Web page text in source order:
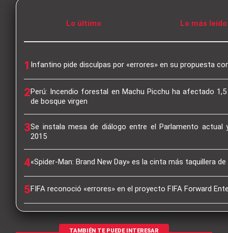
Lo último Lo más leído
1 Infantino pide disculpas por «errores» en su propuesta
2Perú: Incendio forestal en Machu Picchu ha afectado
de bosque virgen
3Se instala mesa de diálogo entre el Parlamento actual
2015
4«Spider-Man: Brand New Day» es la cinta más taquillera de
5FIFA reconoció «errores» en el proyecto FIFA Forward
TAMBIÉN TE PUEDE INTERESAR